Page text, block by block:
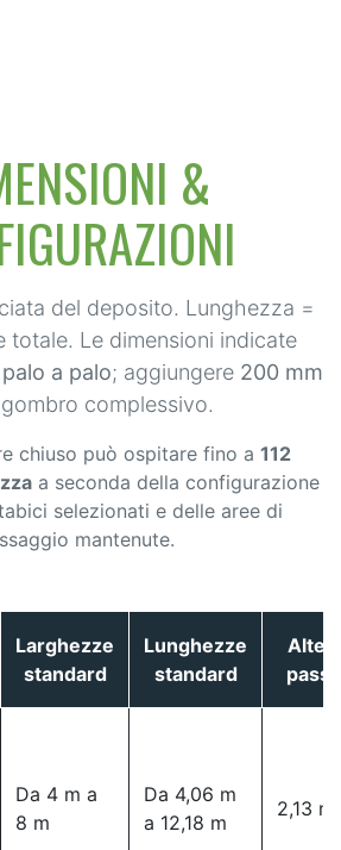
&
del deposito. Lunghezza =
totale. Le dimensioni indicate
a palo; aggiungere 200 mm
complessivo.
chiuso può ospitare fino a 112
a seconda della configurazione
selezionati e delle aree di
mantenute.
Larghezze
standard
Lunghezze
standard
Da 4 m a
8 m
Da 4,06 m
a 12,18 m
2,13 m